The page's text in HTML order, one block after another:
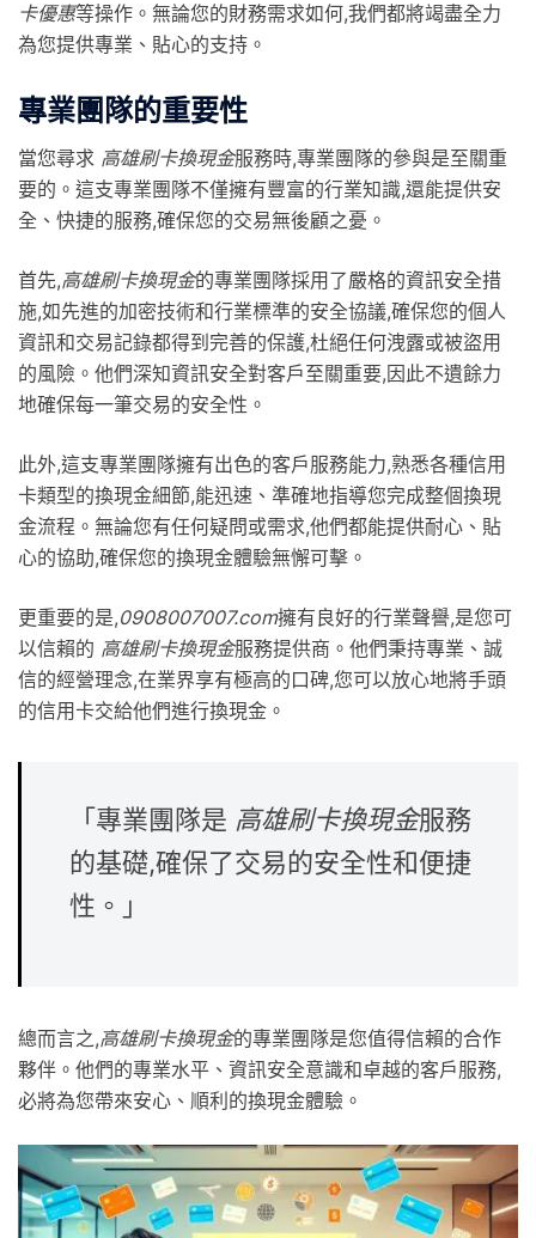
卡優惠等操作。無論您的財務需求如何,我們都將竭盡全力
為您提供專業、貼心的支持。
專業團隊的重要性
當您尋求 高雄刷卡換現金服務時,專業團隊的參與是至關重
要的。這支專業團隊不僅擁有豐富的行業知識,還能提供安
全、快捷的服務,確保您的交易無後顧之憂。
首先,高雄刷卡換現金的專業團隊採用了嚴格的資訊安全措
施,如先進的加密技術和行業標準的安全協議,確保您的個人
資訊和交易記錄都得到完善的保護,杜絕任何洩露或被盜用
的風險。他們深知資訊安全對客戶至關重要,因此不遺餘力
地確保每一筆交易的安全性。
此外,這支專業團隊擁有出色的客戶服務能力,熟悉各種信用
卡類型的換現金細節,能迅速、準確地指導您完成整個換現
金流程。無論您有任何疑問或需求,他們都能提供耐心、貼
心的協助,確保您的換現金體驗無懈可擊。
更重要的是,0908007007.com擁有良好的行業聲譽,是您可
以信賴的 高雄刷卡換現金服務提供商。他們秉持專業、誠
信的經營理念,在業界享有極高的口碑,您可以放心地將手頭
的信用卡交給他們進行換現金。
「專業團隊是 高雄刷卡換現金服務
的基礎,確保了交易的安全性和便捷
性。」
總而言之,高雄刷卡換現金的專業團隊是您值得信賴的合作
夥伴。他們的專業水平、資訊安全意識和卓越的客戶服務,
必將為您帶來安心、順利的換現金體驗。